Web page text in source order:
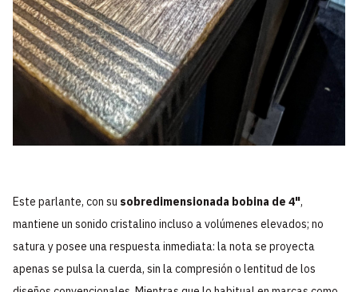
Este parlante, con su sobredimensionada bobina de 4",
mantiene un sonido cristalino incluso a volúmenes elevados; no
satura y posee una respuesta inmediata: la nota se proyecta
apenas se pulsa la cuerda, sin la compresión o lentitud de los